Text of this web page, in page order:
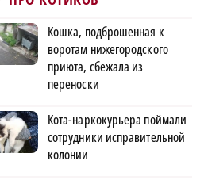
Кошка, подброшенная к
воротам нижегородского
приюта, сбежала из
переноски
Кота-наркокурьера поймали
сотрудники исправительной
колонии